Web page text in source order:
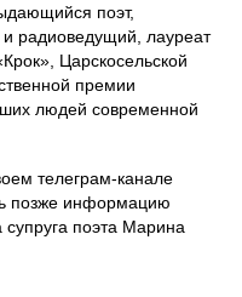
поэт,
и радиоведущий, лауреат
Царскосельской
премии
людей современной
телеграм-канале
позже информацию
поэта Марина